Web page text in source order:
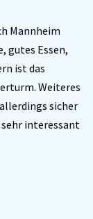
Mannheim
gutes Essen,
ist das
Weiteres
sicher
sehr interessant